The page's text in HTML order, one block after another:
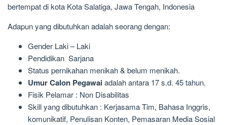
bertempat di kota Kota Salatiga, Jawa Tengah, Indonesia
Adapun yang dibutuhkan adalah seorang dengan:
Gender Laki – Laki
Pendidikan Sarjana
Status pernikahan menikah & belum menikah.
Umur Calon Pegawaiadalah antara 17 s.d. 45 tahun.
Fisik Pelamar : Non Disabilitas
Skill yang dibutuhkan : Kerjasama Tim, Bahasa Inggris,
komunikatif, Penulisan Konten, Pemasaran Media Sosial